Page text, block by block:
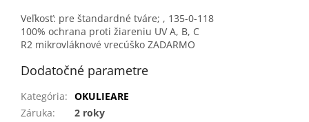
Veľkosť: pre štandardné tváre; , 135-0-118
100% ochrana proti žiareniu UV A, B, C
R2 mikrovláknové vrecúško ZADARMO
Dodatočné parametre
Kategória: OKULIEARE
Záruka:
2 roky